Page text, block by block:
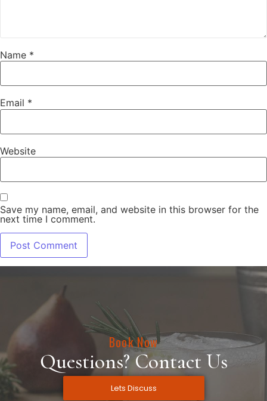
Name *
Email *
Website
Save my name, email, and website in this browser for the
next time I comment.
Book Now
Questions? Contact Us
Lets Discuss